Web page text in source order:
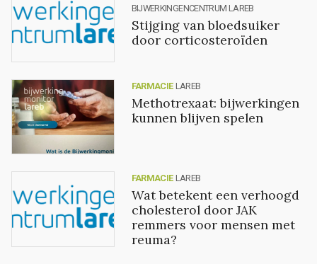
BIJWERKINGENCENTRUM LAREB
Stijging van bloedsuiker
door corticosteroïden
FARMACIE LAREB
Methotrexaat: bijwerkingen
kunnen blijven spelen
FARMACIE LAREB
Wat betekent een verhoogd
cholesterol door JAK
remmers voor mensen met
reuma?